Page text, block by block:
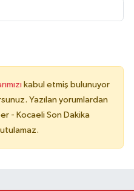
kabul etmiş bulunuyor
Yazılan yorumlardan
- Kocaeli Son Dakika